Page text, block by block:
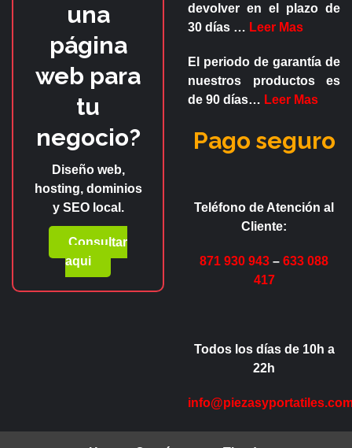
una
página
web para
tu
negocio?
Diseño web,
hosting, dominios
y SEO local.
Consultar
aqui
devolver en el plazo de
30 días … Leer Mas
El periodo de garantía de
nuestros productos es
de 90 días… Leer Mas
Pago seguro
Teléfono de Atención al
Cliente:
871 930 943 – 633 088
417
Todos los días de 10h a
22h